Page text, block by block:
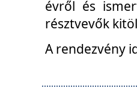
évről és
résztvevők
A rendezvény